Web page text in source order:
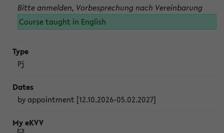
Bitte anmelden, Vorbesprechung nach Vereinbarung
Course taught in English
Pj
by appointment [12.10.2026-05.02.2027]